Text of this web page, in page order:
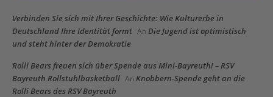
Verbinden Sie sich mit Ihrer Geschichte: Wie Kulturerbe in
Deutschland Ihre Identität formt An Die Jugend ist optimistisch
und steht hinter der Demokratie
Rolli Bears freuen sich über Spende aus Mini-Bayreuth! – RSV
Bayreuth Rollstuhlbasketball An Knobbern-Spende geht an die
Rolli Bears des RSV Bayreuth